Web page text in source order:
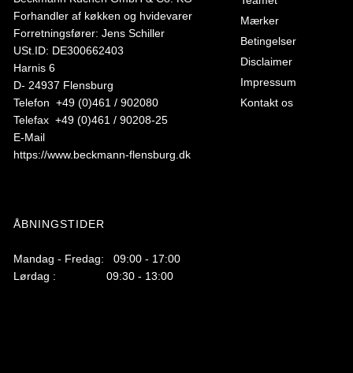
Forhandler af køkken og hvidevarer
Forretningsfører: Jens Schiller
USt.ID: DE300662403
Harnis 6
D- 24937 Flensburg
Telefon +49 (0)461 / 902080
Telefax +49 (0)461 / 90208-25
E-Mail
https://www.beckmann-flensburg.dk
ÅBNINGSTIDER
Mandag - Fredag: 09:00 - 17:00
Lørdag : 09:30 - 13:00
Mærker
Betingelser
Disclaimer
Impressum
Kontakt os